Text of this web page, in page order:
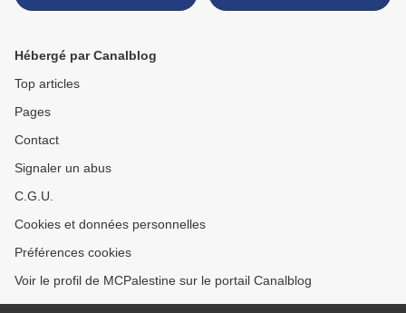
al-Kroum (1948) à Kfar
Hébergé par Canalblog
Top articles
Pages
Contact
Signaler un abus
C.G.U.
Cookies et données personnelles
Préférences cookies
Voir le profil de MCPalestine sur le portail Canalblog